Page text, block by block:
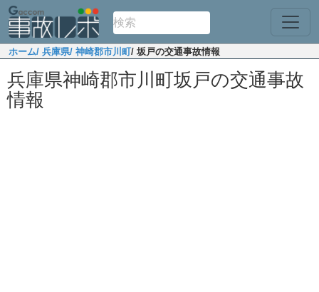
ホーム/ 兵庫県/ 神崎郡市川町/ 坂戸の交通事故情報
兵庫県神崎郡市川町坂戸の交通事故
情報